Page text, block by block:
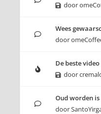
door
Wees
door
De beste
door
Oud worden
door